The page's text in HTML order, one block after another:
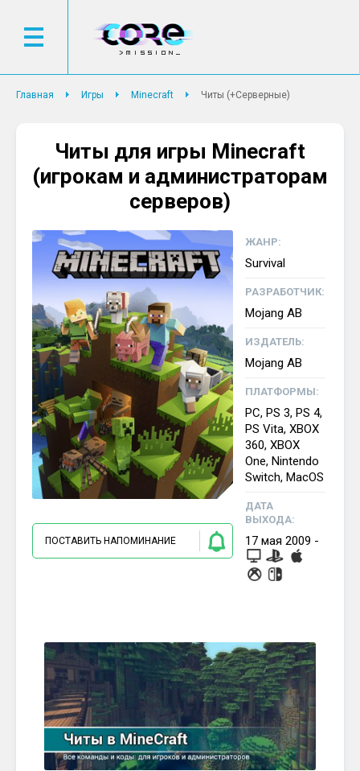
Главная Игры Minecraft Читы (+Серверные)
Читы для игры Minecraft
(игрокам и администраторам
серверов)
ПОСТАВИТЬ НАПОМИНАНИЕ
ЖАНР:
Survival
РАЗРАБОТЧИК:
Mojang AB
ИЗДАТЕЛЬ:
Mojang AB
ПЛАТФОРМЫ:
PC, PS 3, PS 4,
PS Vita, XBOX
360, XBOX
One, Nintendo
Switch, MacOS
ДАТА
ВЫХОДА:
17 мая 2009 -